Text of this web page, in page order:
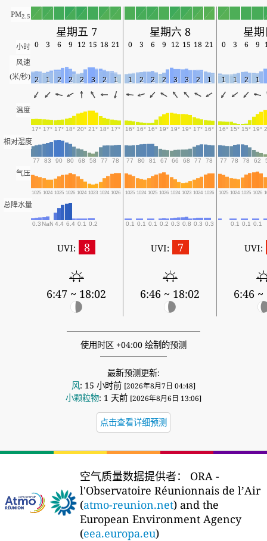
PM2.5
星期五 7 星期六 8 星
小时 0 3 6 9 12 15 18 21 0 3 6 9 12 15 18 21 0 3 6 9
风速
(米/秒) 2 1 2 2 2 3 2 1 1 2 2 2 3 3 2 1 1 1 2 1
温度
17° 17° 17° 18° 20° 21° 18° 17° 16° 16° 16° 19° 19° 19° 17° 16° 16° 15° 15° 19°
相对湿度
77 83 90 80 68 58 77 78 77 80 81 67 66 68 77 78 77 78 78 62
气压
1025 1024 1025 1026 1024 1023 1024 1026 1025 1024 1025 1026 1024 1023 1024 1026 1025 1024 1025 1026
总降水量
0.3 NaN 4.4 6.4 0.1 0.2 0.1 0.1 0.1 0.2 0.3 0.8 0.3 0.3 0.1 0.1 0.1
UVI: 8
6:47 ~ 18:02
UVI: 7
6:46 ~ 18:02
UVI:
6:46 ~
使用时区 +04:00 绘制的预测
最新预测更新:
风: 15 小时前 [2026年8月7日 04:48]
小颗粒物: 1 天前 [2026年8月6日 13:06]
点击查看详细预测
空气质量数据提供者：
ORA -
l'Observatoire Réunionnais de l’Air
(atmo-reunion.net) and the
European Environment Agency
(eea.europa.eu)